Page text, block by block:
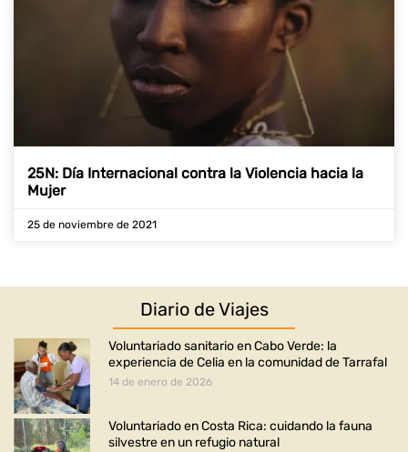
25N: Día Internacional contra la Violencia hacia la
Mujer
25 de noviembre de 2021
Diario de Viajes
Voluntariado sanitario en Cabo Verde: la
experiencia de Celia en la comunidad de Tarrafal
14 de enero de 2026
Voluntariado en Costa Rica: cuidando la fauna
silvestre en un refugio natural